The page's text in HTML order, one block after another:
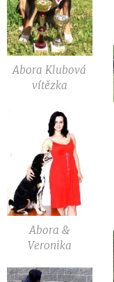
Abora Klubová
vítězka
Abora &
Veronika